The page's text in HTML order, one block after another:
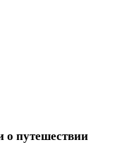
о путешествии